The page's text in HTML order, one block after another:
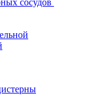
сосудов